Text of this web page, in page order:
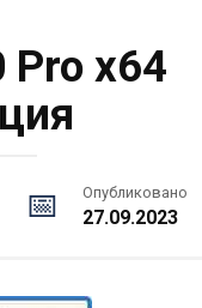
Pro x64
Опубликовано
27.09.2023